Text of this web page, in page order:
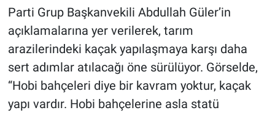
Parti Grup Başkanvekili Abdullah Güler’in
açıklamalarına yer verilerek, tarım
arazilerindeki kaçak yapılaşmaya karşı daha
sert adımlar atılacağı öne sürülüyor. Görselde,
“Hobi bahçeleri diye bir kavram yoktur, kaçak
yapı vardır. Hobi bahçelerine asla statü